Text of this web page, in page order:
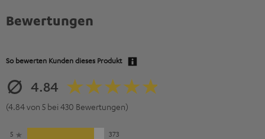
Bewertungen
So bewerten Kunden dieses Produkt
4.84
(4.84 von 5 bei 430 Bewertungen)
5
373